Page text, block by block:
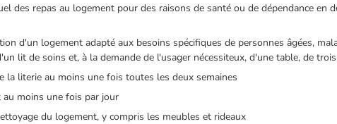
des repas au logement pour des raisons de santé ou de dépendance en
d'un logement adapté aux besoins spécifiques de personnes âgées,
lit de soins et, à la demande de l'usager nécessiteux, d'une table, de
la literie au moins une fois toutes les deux semaines
moins une fois par jour
du logement, y compris les meubles et rideaux